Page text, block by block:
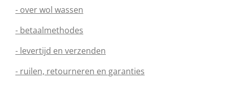
- over wol wassen
- betaalmethodes
- levertijd en verzenden
- ruilen, retourneren en garanties